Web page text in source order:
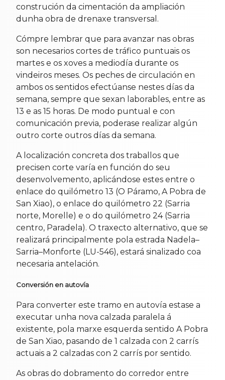
construción da cimentación da ampliación
dunha obra de drenaxe transversal.
Cómpre lembrar que para avanzar nas obras
son necesarios cortes de tráfico puntuais os
martes e os xoves a mediodía durante os
vindeiros meses. Os peches de circulación en
ambos os sentidos efectúanse nestes días da
semana, sempre que sexan laborables, entre as
13 e as 15 horas. De modo puntual e con
comunicación previa, poderase realizar algún
outro corte outros días da semana.
A localización concreta dos traballos que
precisen corte varía en función do seu
desenvolvemento, aplicándose estes entre o
enlace do quilómetro 13 (O Páramo, A Pobra de
San Xiao), o enlace do quilómetro 22 (Sarria
norte, Morelle) e o do quilómetro 24 (Sarria
centro, Paradela). O traxecto alternativo, que se
realizará principalmente pola estrada Nadela–
Sarria–Monforte (LU-546), estará sinalizado coa
necesaria antelación.
Conversión en autovía
Para converter este tramo en autovía estase a
executar unha nova calzada paralela á
existente, pola marxe esquerda sentido A Pobra
de San Xiao, pasando de 1 calzada con 2 carrís
actuais a 2 calzadas con 2 carrís por sentido.
As obras do dobramento do corredor entre